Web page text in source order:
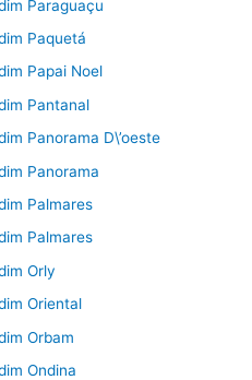
Paraguaçu
Paquetá
Papai Noel
Pantanal
Panorama D\’oeste
Panorama
Palmares
Palmares
Orly
Oriental
Orbam
Ondina